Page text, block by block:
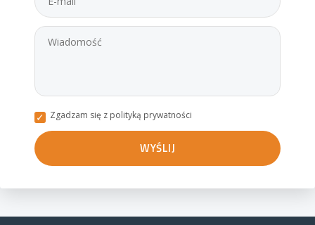
Zgadzam się z polityką prywatności